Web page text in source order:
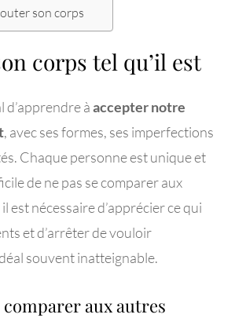
son corps
corps tel qu’il est
d’apprendre àaccepter notre
, avec ses formes, ses imperfections
Chaque personne est unique et
de ne pas se comparer aux
est nécessaire d’apprécier ce qui
et d’arrêter de vouloir
souvent inatteignable.
aux autres